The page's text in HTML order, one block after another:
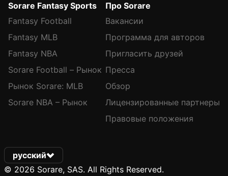
Sorare Fantasy Sports
Fantasy Football
Fantasy MLB
Fantasy NBA
Sorare Football – Рынок
Рынок Sorare: MLB
Sorare NBA – Рынок
Про Sorare
Вакансии
Программа для авторов
Пригласить друзей
Пресса
Обзор
Лицензированные партнеры
Правовые положения
русский
© 2026 Sorare, SAS. All Rights Reserved.